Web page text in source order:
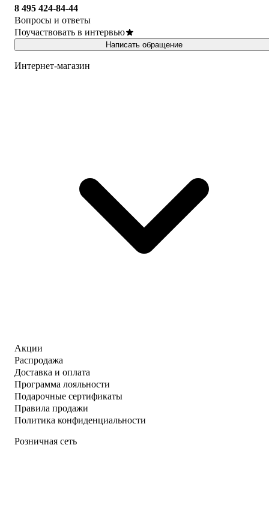
8 495 424-84-44
Вопросы и ответы
Поучаствовать в интервью
Написать обращение
Интернет-магазин
Акции
Распродажа
Доставка и оплата
Программа лояльности
Подарочные сертификаты
Правила продажи
Политика конфиденциальности
Розничная сеть